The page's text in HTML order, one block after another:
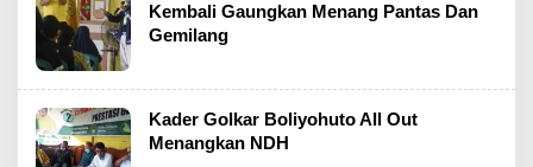
Kembali Gaungkan Menang Pantas Dan
Gemilang
Kader Golkar Boliyohuto All Out
Menangkan NDH